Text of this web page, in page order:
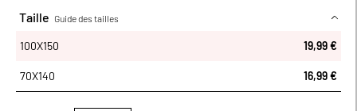
en deux formats : drap de bain 100x150 cm et drap de douche
Taille Guide des tailles
100X150 19,99 €
70X140 16,99 €